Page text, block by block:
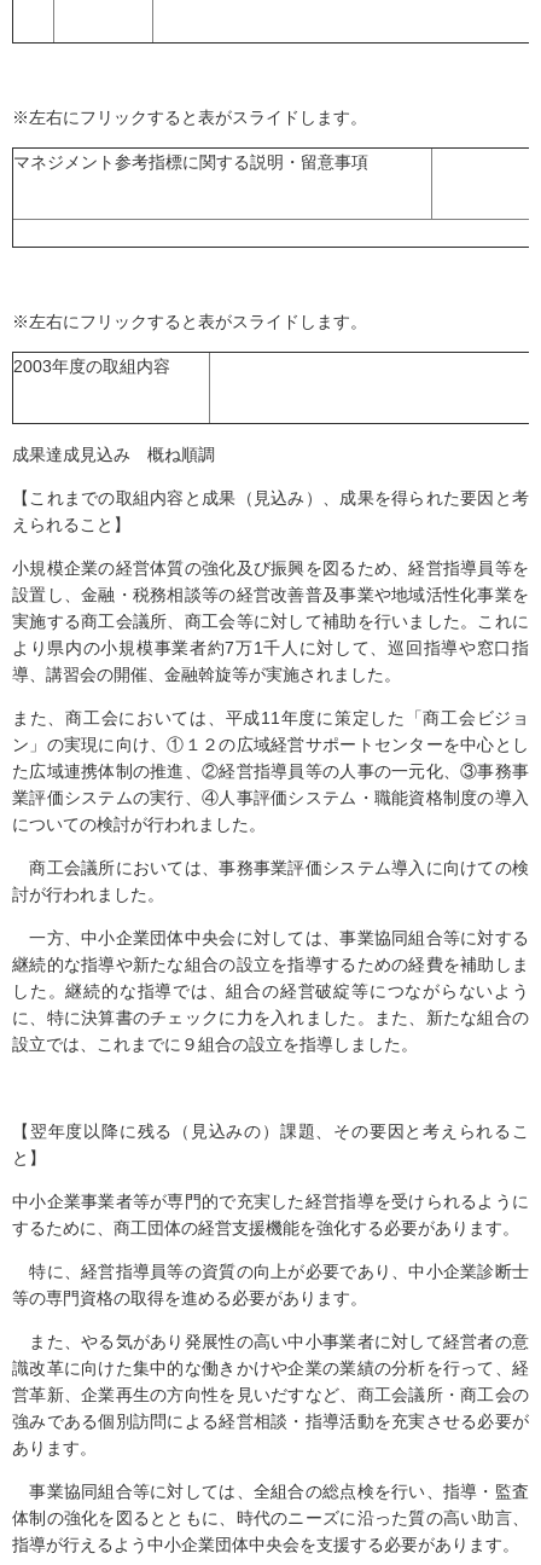
※左右にフリックすると表がスライドします。
マネジメント参考指標に関する説明・留意事項
※左右にフリックすると表がスライドします。
2003年度の取組内容
成果達成見込み 概ね順調
【これまでの取組内容と成果（見込み）、成果を得られた要因と考
えられること】
小規模企業の経営体質の強化及び振興を図るため、経営指導員等を
設置し、金融・税務相談等の経営改善普及事業や地域活性化事業を
実施する商工会議所、商工会等に対して補助を行いました。これに
より県内の小規模事業者約7万1千人に対して、巡回指導や窓口指
導、講習会の開催、金融斡旋等が実施されました。
また、商工会においては、平成11年度に策定した「商工会ビジョ
ン」の実現に向け、①１２の広域経営サポートセンターを中心とし
た広域連携体制の推進、②経営指導員等の人事の一元化、③事務事
業評価システムの実行、④人事評価システム・職能資格制度の導入
についての検討が行われました。
商工会議所においては、事務事業評価システム導入に向けての検
討が行われました。
一方、中小企業団体中央会に対しては、事業協同組合等に対する
継続的な指導や新たな組合の設立を指導するための経費を補助しま
した。継続的な指導では、組合の経営破綻等につながらないよう
に、特に決算書のチェックに力を入れました。また、新たな組合の
設立では、これまでに９組合の設立を指導しました。
【翌年度以降に残る（見込みの）課題、その要因と考えられるこ
と】
中小企業事業者等が専門的で充実した経営指導を受けられるように
するために、商工団体の経営支援機能を強化する必要があります。
特に、経営指導員等の資質の向上が必要であり、中小企業診断士
等の専門資格の取得を進める必要があります。
また、やる気があり発展性の高い中小事業者に対して経営者の意
識改革に向けた集中的な働きかけや企業の業績の分析を行って、経
営革新、企業再生の方向性を見いだすなど、商工会議所・商工会の
強みである個別訪問による経営相談・指導活動を充実させる必要が
あります。
事業協同組合等に対しては、全組合の総点検を行い、指導・監査
体制の強化を図るとともに、時代のニーズに沿った質の高い助言、
指導が行えるよう中小企業団体中央会を支援する必要があります。